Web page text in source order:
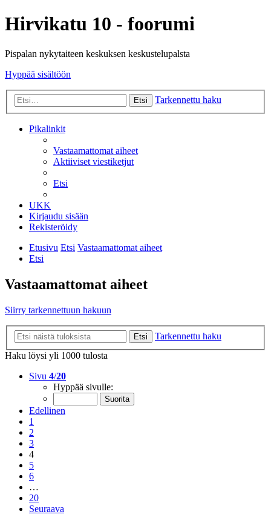
Hirvikatu 10 - foorumi
Pispalan nykytaiteen keskuksen keskustelupalsta
Hyppää sisältöön
Etsi Tarkennettu haku
Pikalinkit
Vastaamattomat aiheet
Aktiiviset viestiketjut
Etsi
UKK
Kirjaudu sisään
Rekisteröidy
Etusivu Etsi Vastaamattomat aiheet
Etsi
Vastaamattomat aiheet
Siirry tarkennettuun hakuun
Etsi
Tarkennettu haku
Haku löysi yli 1000 tulosta
Sivu 4/20
Hyppää sivulle:
Edellinen
1
2
3
4
5
6
…
20
Seuraava